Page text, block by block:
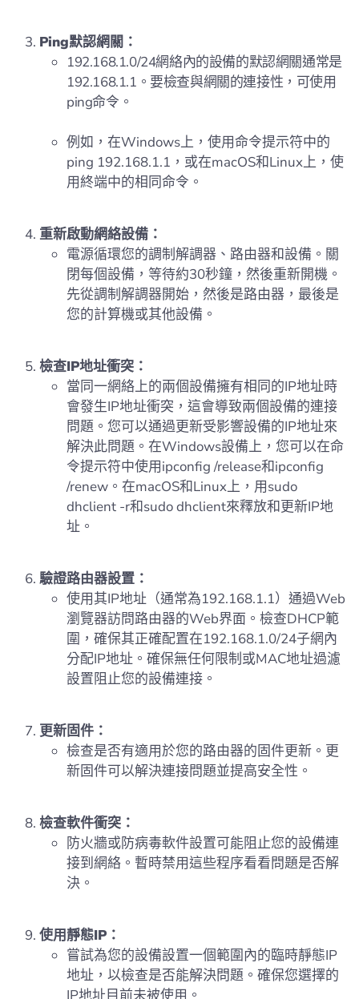
Ping默認網關：
192.168.1.0/24網絡內的設備的默認網關通常是
192.168.1.1。要檢查與網關的連接性，可使用
ping命令。
例如，在Windows上，使用命令提示符中的
ping 192.168.1.1，或在macOS和Linux上，使
用終端中的相同命令。
重新啟動網絡設備：
電源循環您的調制解調器、路由器和設備。關
閉每個設備，等待約30秒鐘，然後重新開機。
先從調制解調器開始，然後是路由器，最後是
您的計算機或其他設備。
檢查IP地址衝突：
當同一網絡上的兩個設備擁有相同的IP地址時
會發生IP地址衝突，這會導致兩個設備的連接
問題。您可以通過更新受影響設備的IP地址來
解決此問題。在Windows設備上，您可以在命
令提示符中使用ipconfig /release和ipconfig
/renew。在macOS和Linux上，用sudo
dhclient -r和sudo dhclient來釋放和更新IP地
址。
驗證路由器設置：
使用其IP地址（通常為192.168.1.1）通過Web
瀏覽器訪問路由器的Web界面。檢查DHCP範
圍，確保其正確配置在192.168.1.0/24子網內
分配IP地址。確保無任何限制或MAC地址過濾
設置阻止您的設備連接。
更新固件：
檢查是否有適用於您的路由器的固件更新。更
新固件可以解決連接問題並提高安全性。
檢查軟件衝突：
防火牆或防病毒軟件設置可能阻止您的設備連
接到網絡。暫時禁用這些程序看看問題是否解
決。
使用靜態IP：
嘗試為您的設備設置一個範圍內的臨時靜態IP
地址，以檢查是否能解決問題。確保您選擇的
IP地址目前未被使用。